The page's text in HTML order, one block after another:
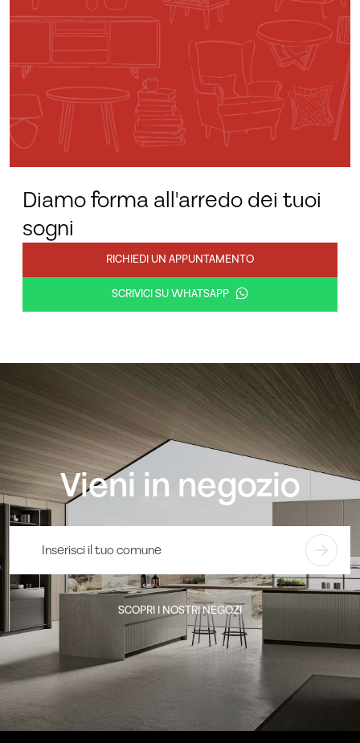
Diamo forma all'arredo dei tuoi
sogni
RICHIEDI UN APPUNTAMENTO
SCRIVICI SU WHATSAPP
Vieni in negozio
SCOPRI I NOSTRI NEGOZI